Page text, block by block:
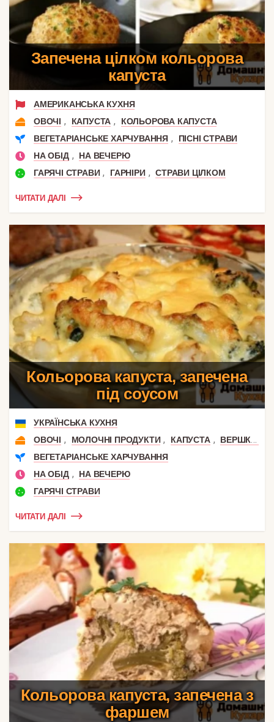
Запечена цілком кольорова
капуста
АМЕРИКАНСЬКА КУХНЯ
ОВОЧІ , КАПУСТА ,
КОЛЬОРОВА КАПУСТА
ВЕГЕТАРІАНСЬКЕ ХАРЧУВАННЯ ,
ПІСНІ СТРАВИ
НА ОБІД ,
НА ВЕЧЕРЮ
ГАРЯЧІ СТРАВИ , ГАРНІРИ , СТРАВИ ЦІЛКОМ
ЧИТАТИ ДАЛІ
Кольорова капуста, запечена
під соусом
УКРАЇНСЬКА КУХНЯ
ОВОЧІ , МОЛОЧНІ ПРОДУКТИ , КАПУСТА ,
ВЕРШКОВИЙ СИР
ВЕГЕТАРІАНСЬКЕ ХАРЧУВАННЯ
НА ОБІД ,
НА ВЕЧЕРЮ
ГАРЯЧІ СТРАВИ
ЧИТАТИ ДАЛІ
Кольорова капуста, запечена з
фаршем